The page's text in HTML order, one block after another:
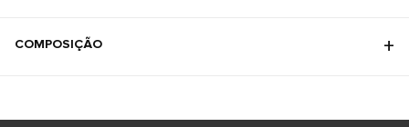
COMPOSIÇÃO